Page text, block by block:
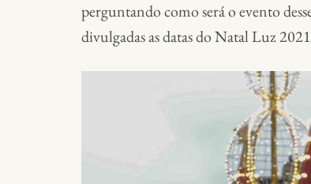
perguntando como será o evento
divulgadas as datas do Natal Luz